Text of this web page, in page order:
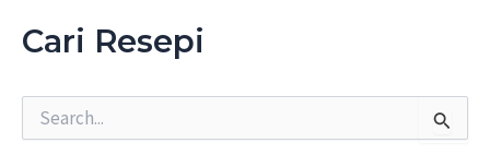
s
s
Cari Resepi